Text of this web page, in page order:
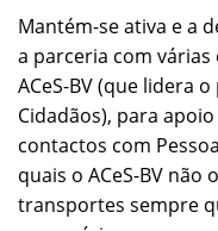
Mantém-se ativa e a
a parceria com
ACeS-BV (que lidera
Cidadãos), para
contactos com
quais o ACeS-BV não
transportes sempre